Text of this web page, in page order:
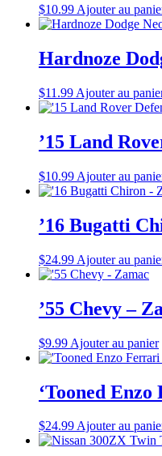
$10.99 Ajouter au
Hardnoze
$11.99 Ajouter au
’15 Land
$10.99 Ajouter au
’16 Bugatti
$24.99 Ajouter au
’55 Chevy –
$9.99 Ajouter au panier
‘Tooned
$24.99Ajouter au